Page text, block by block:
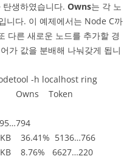
생하였습니다. Owns는 각 노
니다. 이 예제에서는 Node C까
다른 새로운 노드를 추가할 경
가 값을 분배해 나눠갖게 됩니
-h localhost ring
Load Owns Token
36.41% 5136…766
8.76% 6627…220